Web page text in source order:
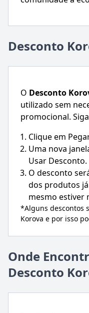
Desconto
O Desconto
utilizado sem
promocional.
Clique em
Uma nova
Usar Desconto.
O desconto
dos produtos
mesmo estiver
*Alguns descontos
Korova e por isso
Onde
Desconto